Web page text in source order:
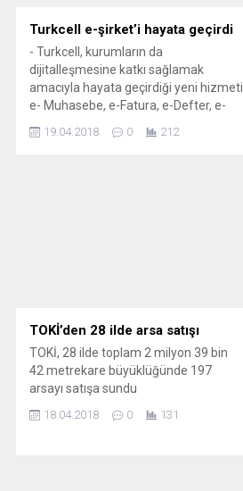
Turkcell e-şirket’i hayata geçirdi
- Turkcell, kurumların da
dijitalleşmesine katkı sağlamak
amacıyla hayata geçirdiği yeni hizmeti
e- Muhasebe​, e-Fatura, e-Defter, e-
ürünlerinin entegrasyonundan oluşan
19.04.2018 0 212
TOKİ’den 28 ilde arsa satışı
TOKİ, 28 ilde toplam 2 milyon 39 bin
42 metrekare büyüklüğünde 197
arsayı satışa sundu
18.04.2018 0 131